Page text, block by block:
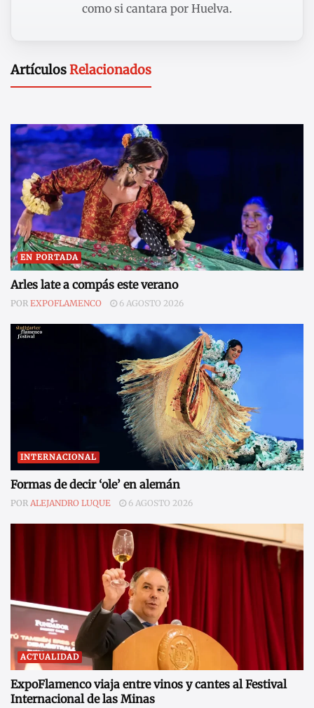
como si cantara por Huelva.
ArtículosRelacionados
EN PORTADA
Arles late a compás este verano
POR EXPOFLAMENCO 6 AGOSTO 2026
INTERNACIONAL
Formas de decir ‘ole’ en alemán
POR ALEJANDRO LUQUE 6 AGOSTO 2026
ACTUALIDAD
ExpoFlamenco viaja entre vinos y cantes al Festival
Internacional de las Minas